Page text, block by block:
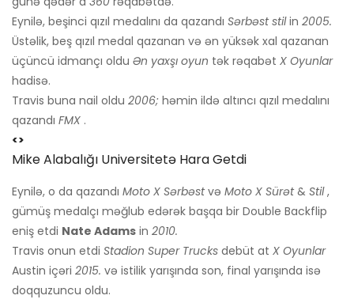
Eynilə, beşinci qızıl medalını da qazandı Sərbəst stilin 2005.
Üstəlik, beş qızıl medal qazanan və ən yüksək xal qazanan
üçüncü idmançı oldu Ən yaxşı oyun tək rəqabət X Oyunlar
hadisə.
Travis buna nail oldu 2006; həmin ildə altıncı qızıl medalını
qazandı FMX .
<>
Mike Alabalığı Universitetə ​​hara Getdi
Eynilə, o da qazandı Moto X Sərbəstvə Moto X Sürət& Stil,
gümüş medalçı məğlub edərək başqa bir Double Backflip
eniş etdi Nate Adams in 2010.
Travis onun etdi Stadion Super Trucks debüt at X Oyunlar
Austin içəri 2015. və istilik yarışında son, final yarışında isə
doqquzuncu oldu.